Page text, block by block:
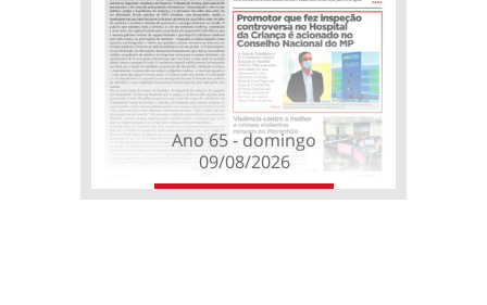
Ano 65 - domingo
09/08/2026